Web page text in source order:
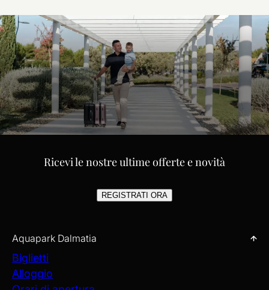
Scopri i vicini Hotel per bambini che offrono soggiorni ideali per
servizi pensati per i più piccoli, attività divertenti e sistemazioni
confortevoli che renderanno la tua vacanza in famiglia semplice e
Ricevi le nostre ultime offerte e novità
REGISTRATI ORA
Aquapark Dalmatia
Biglietti
Alloggio